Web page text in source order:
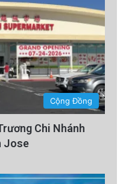
Cộng Đồng
Chi Nhánh
Jose